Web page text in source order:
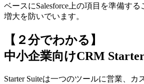
ベースにSalesforce上の項目を準備す
増大を防いでいます。
【２分でわかる】
中小企業向けCRM
Starter Suiteは一つのツールに営業、カ